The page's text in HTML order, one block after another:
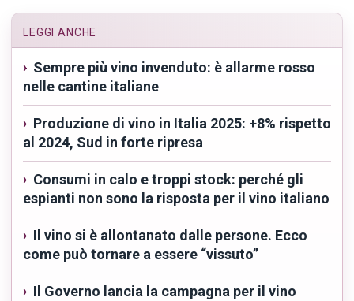
LEGGI ANCHE
Sempre più vino invenduto: è allarme rosso
nelle cantine italiane
Produzione di vino in Italia 2025: +8% rispetto
al 2024, Sud in forte ripresa
Consumi in calo e troppi stock: perché gli
espianti non sono la risposta per il vino italiano
Il vino si è allontanato dalle persone. Ecco
come può tornare a essere “vissuto”
Il Governo lancia la campagna per il vino